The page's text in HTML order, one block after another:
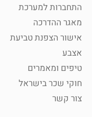
התחברות למערכת
מאגר ההדרכה
אישור הצפנת טביעת
אצבע
טיפים ומאמרים
חוקי שכר בישראל
צור קשר